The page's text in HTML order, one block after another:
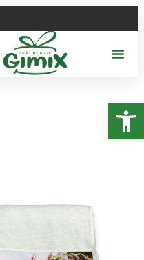
פתח סרגל נגישות